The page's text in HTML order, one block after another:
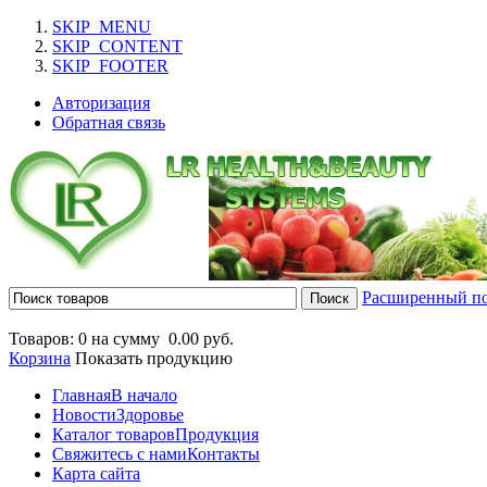
SKIP_MENU
SKIP_CONTENT
SKIP_FOOTER
Авторизация
Обратная связь
Расширенный
Товаров: 0 на сумму 0.00 руб.
Корзина Показать продукцию
ГлавнаяВ начало
НовостиЗдоровье
Каталог товаровПродукция
Свяжитесь с намиКонтакты
Карта сайта